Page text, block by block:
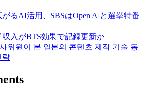
るAI活用、SBSはOpen AIと選挙特番
入がBTS効果で記録更新か
위원이 본 일본의 콘텐츠 제작 기술 동
략